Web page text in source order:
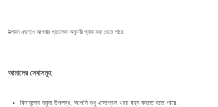
উত্পাদন এছাড়াও আপনার প্রয়োজন অনুযায়ী প্যাক করা যেতে পারে.
আমাদের সেবাসমূহ
বিনামূল্যে নমুনা উপলব্ধ, আপনি শুধু এক্সপ্রেস খরচ বহন করতে হতে পারে.